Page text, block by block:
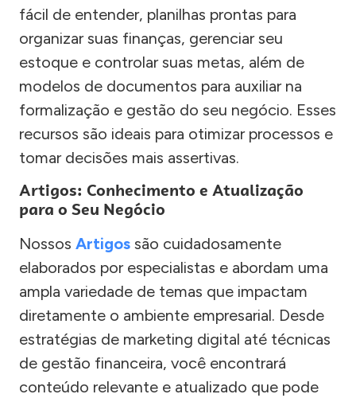
fácil de entender, planilhas prontas para
organizar suas finanças, gerenciar seu
estoque e controlar suas metas, além de
modelos de documentos para auxiliar na
formalização e gestão do seu negócio. Esses
recursos são ideais para otimizar processos e
tomar decisões mais assertivas.
Artigos: Conhecimento e Atualização
para o Seu Negócio
Nossos Artigos são cuidadosamente
elaborados por especialistas e abordam uma
ampla variedade de temas que impactam
diretamente o ambiente empresarial. Desde
estratégias de marketing digital até técnicas
de gestão financeira, você encontrará
conteúdo relevante e atualizado que pode